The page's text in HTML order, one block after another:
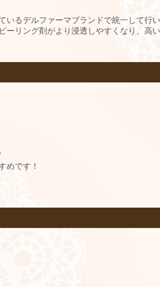
るデルファーマブランドで統一して行い
リング剤がより浸透しやすくなり、高
めです！